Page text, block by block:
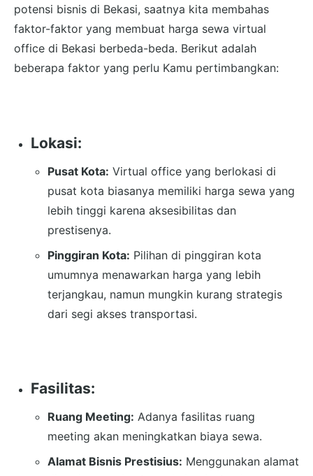
potensi bisnis di Bekasi, saatnya kita membahas
faktor-faktor yang membuat harga sewa virtual
office di Bekasi berbeda-beda. Berikut adalah
beberapa faktor yang perlu Kamu pertimbangkan:
Lokasi:
Pusat Kota: Virtual office yang berlokasi di
pusat kota biasanya memiliki harga sewa yang
lebih tinggi karena aksesibilitas dan
prestisenya.
Pinggiran Kota: Pilihan di pinggiran kota
umumnya menawarkan harga yang lebih
terjangkau, namun mungkin kurang strategis
dari segi akses transportasi.
Fasilitas:
Ruang Meeting: Adanya fasilitas ruang
meeting akan meningkatkan biaya sewa.
Alamat Bisnis Prestisius: Menggunakan alamat